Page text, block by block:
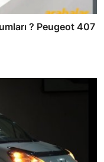
? Peugeot 407